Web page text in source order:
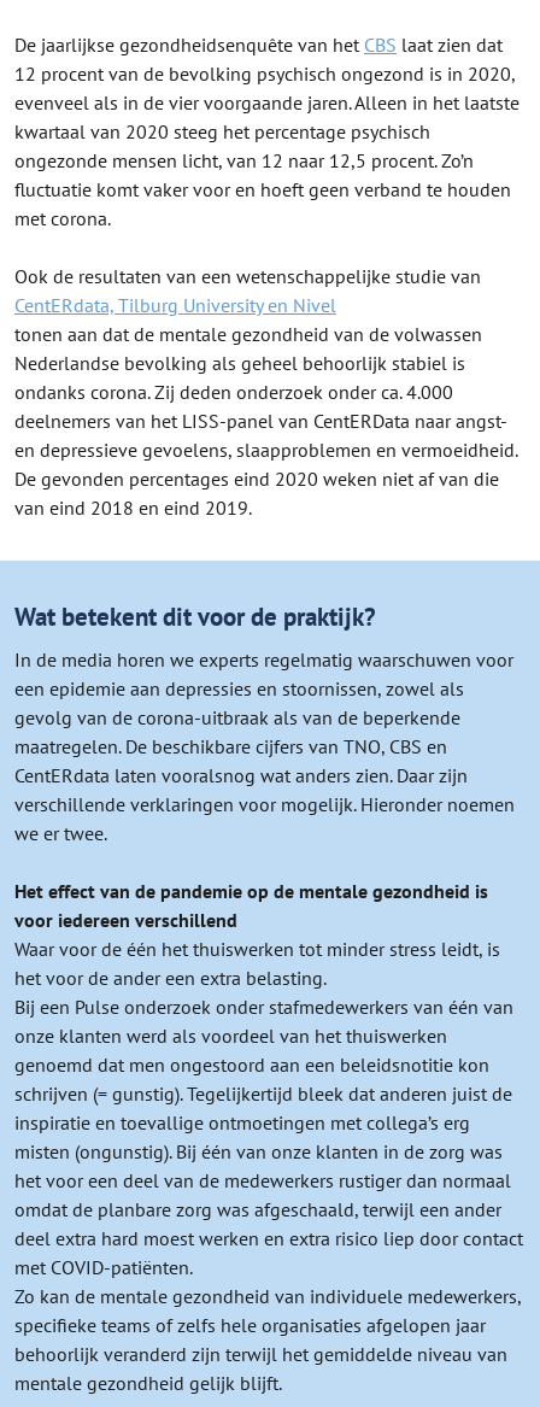
De jaarlijkse gezondheidsenquête van het CBS laat zien dat
12 procent van de bevolking psychisch ongezond is in 2020,
evenveel als in de vier voorgaande jaren. Alleen in het laatste
kwartaal van 2020 steeg het percentage psychisch
ongezonde mensen licht, van 12 naar 12,5 procent. Zo’n
fluctuatie komt vaker voor en hoeft geen verband te houden
met corona.
Ook de resultaten van een wetenschappelijke studie van
CentERdata, Tilburg University en Nivel
tonen aan dat de mentale gezondheid van de volwassen
Nederlandse bevolking als geheel behoorlijk stabiel is
ondanks corona. Zij deden onderzoek onder ca. 4.000
deelnemers van het LISS-panel van CentERData naar angst-
en depressieve gevoelens, slaapproblemen en vermoeidheid.
De gevonden percentages eind 2020 weken niet af van die
van eind 2018 en eind 2019.
Wat betekent dit voor de praktijk?
In de media horen we experts regelmatig waarschuwen voor
een epidemie aan depressies en stoornissen, zowel als
gevolg van de corona-uitbraak als van de beperkende
maatregelen. De beschikbare cijfers van TNO, CBS en
CentERdata laten vooralsnog wat anders zien. Daar zijn
verschillende verklaringen voor mogelijk. Hieronder noemen
we er twee.
Het effect van de pandemie op de mentale gezondheid is
voor iedereen verschillend
Waar voor de één het thuiswerken tot minder stress leidt, is
het voor de ander een extra belasting.
Bij een Pulse onderzoek onder stafmedewerkers van één van
onze klanten werd als voordeel van het thuiswerken
genoemd dat men ongestoord aan een beleidsnotitie kon
schrijven (= gunstig). Tegelijkertijd bleek dat anderen juist de
inspiratie en toevallige ontmoetingen met collega’s erg
misten (ongunstig). Bij één van onze klanten in de zorg was
het voor een deel van de medewerkers rustiger dan normaal
omdat de planbare zorg was afgeschaald, terwijl een ander
deel extra hard moest werken en extra risico liep door contact
met COVID-patiënten.
Zo kan de mentale gezondheid van individuele medewerkers,
specifieke teams of zelfs hele organisaties afgelopen jaar
behoorlijk veranderd zijn terwijl het gemiddelde niveau van
mentale gezondheid gelijk blijft.